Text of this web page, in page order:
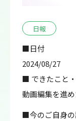
日報
■日付
2024/08/27
■ できたこと
動画編集を進
■今のご自身の